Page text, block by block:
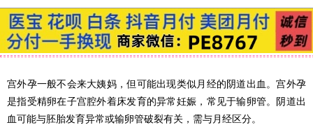
宫外孕一般不会来大姨妈，但可能出现类似月经的阴道出血。宫外孕
是指受精卵在子宫腔外着床发育的异常妊娠，常见于输卵管。阴道出
血可能与胚胎发育异常或输卵管破裂有关，需与月经区分。